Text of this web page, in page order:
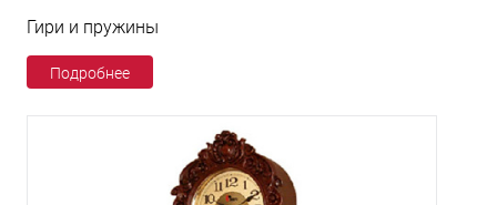
Гири и пружины
Подробнее